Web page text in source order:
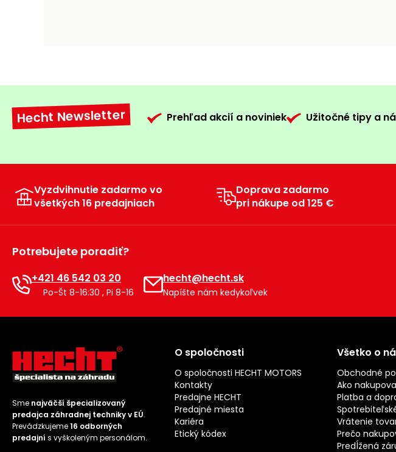
Hecht Newsletter Prehľad akcií a noviniek Užitočné tipy a
Vyzdvihnutie zadarmo vo
všetkých 16 predajniach
Doprava zadarmo
pri nákupe od 125 €
Potrebujete poradiť?
+421 46 542 03 20
Po-Št 8-16:30 , Pi 8-16
hecht@hecht.sk
Napíšte nám kedykoľvek
Sme najväčší špecializovaný
predajca záhradnej techniky v EÚ.
Prevádzkujeme16 odborných
predajní s vyškoleným personálom.
O spoločnosti
O spoločnosti HECHT MOTORS
Kontakty
Predajne HECHT
Predajné miesta
Kariéra
Etický kódex
Všetko o
Obchodné
Ako
Platba a
Vrátenie
Prečo
Predĺžená